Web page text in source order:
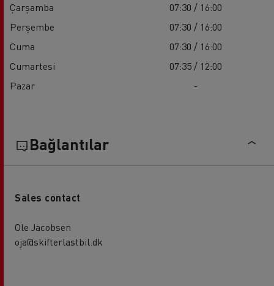
Çarşamba
07:30 / 16:00
Perşembe
07:30 / 16:00
Cuma
07:30 / 16:00
Cumartesi
07:35 / 12:00
Pazar
-
Bağlantılar
Sales contact
Ole Jacobsen
oja@skifterlastbil.dk